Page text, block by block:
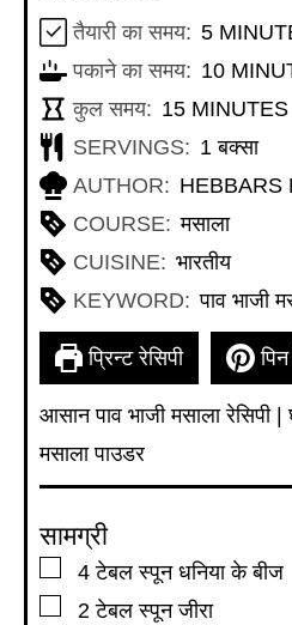
तैयारी का समय: 5
पकाने का समय: 10
कुल समय: 15MINUTES
MINUTES
SERVINGS: 1 बक्सा
AUTHOR: HEBBARS
COURSE: मसाला
CUISINE: भारतीय
KEYWORD: पाव भाजी
प्रिन्ट रेसिपी पिन
आसान पाव भाजी मसाला रेसिपी |
मसाला पाउडर
सामग्री
▢
4 टेबल स्पून धनिया के बीज
▢
2 टेबल स्पूनजीरा